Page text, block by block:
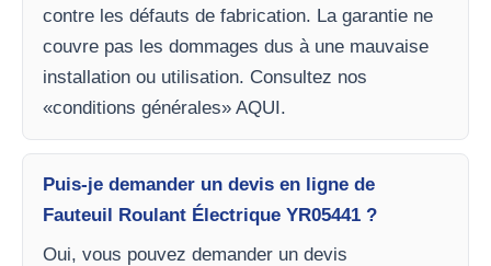
contre les défauts de fabrication. La garantie ne
couvre pas les dommages dus à une mauvaise
installation ou utilisation. Consultez nos
«conditions générales» AQUI.
Puis-je demander un devis en ligne de
Fauteuil Roulant Électrique YR05441 ?
Oui, vous pouvez demander un devis